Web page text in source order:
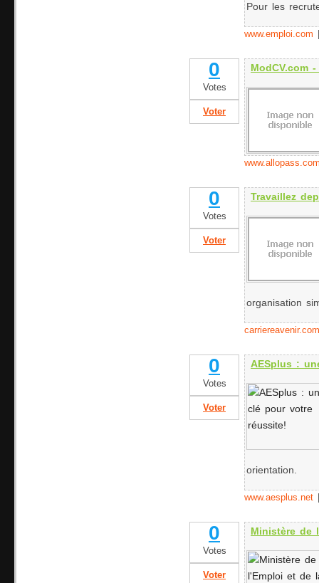
Pour les
www.emploi.com
0
Votes
Voter
ModCV.com
0
Votes
Voter
Travaillez
organisation
carriereavenir.com
0
Votes
Voter
AESplus :
orientation.
www.aesplus.net
0
Votes
Voter
Ministère de